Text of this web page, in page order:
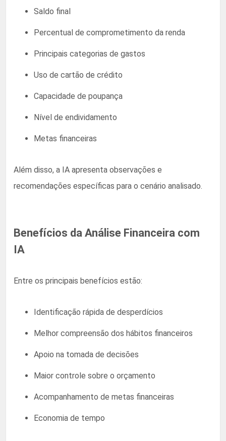
Saldo final
Percentual de comprometimento da renda
Principais categorias de gastos
Uso de cartão de crédito
Capacidade de poupança
Nível de endividamento
Metas financeiras
Além disso, a IA apresenta observações e
recomendações específicas para o cenário analisado.
Benefícios da Análise Financeira com
IA
Entre os principais benefícios estão:
Identificação rápida de desperdícios
Melhor compreensão dos hábitos financeiros
Apoio na tomada de decisões
Maior controle sobre o orçamento
Acompanhamento de metas financeiras
Economia de tempo